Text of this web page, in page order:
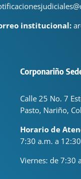
institucional:
Corponariño
Calle 25 No. 7
Pasto, Nariño,
Horario de
7:30 a.m. a
Viernes: de 7:30